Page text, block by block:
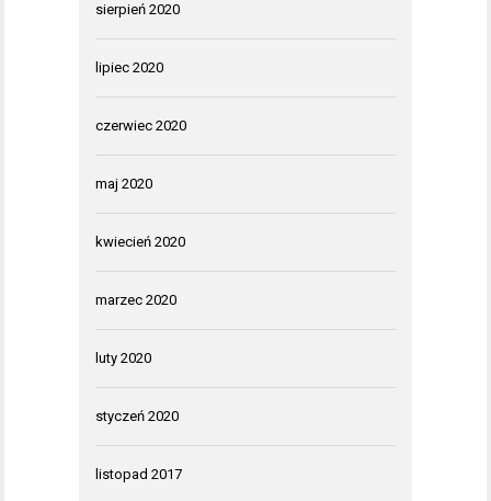
sierpień 2020
lipiec 2020
czerwiec 2020
maj 2020
kwiecień 2020
marzec 2020
luty 2020
styczeń 2020
listopad 2017